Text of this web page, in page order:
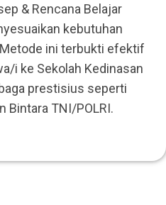
& Rencana Belajar
kebutuhan
ini terbukti efektif
i ke Sekolah Kedinasan
prestisius seperti
Bintara TNI/POLRI.